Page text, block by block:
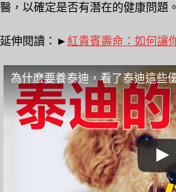
醫，以確定是否有潛在的健康問題。
延伸閱讀：►紅貴賓壽命：如何讓
為什麽要養泰迪，看了泰迪這些